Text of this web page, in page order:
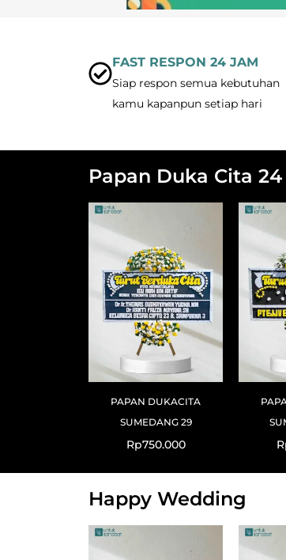
FAST RESPON 24 JAM
Siap respon semua kebutuhan
kamu kapanpun setiap hari
Papan Duka Cita
PAPAN DUKACITA
SUMEDANG 29
Rp750.000
Happy Wedding